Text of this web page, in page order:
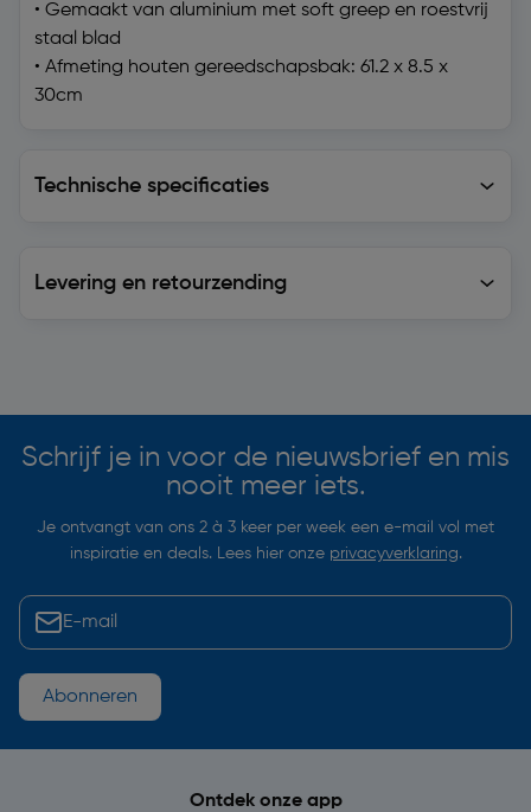
• Gemaakt van aluminium met soft greep en roestvrij
staal blad
• Afmeting houten gereedschapsbak: 61.2 x 8.5 x
30cm
Technische specificaties
Levering en retourzending
Schrijf je in voor de nieuwsbrief en mis
nooit meer iets.
Je ontvangt van ons 2 à 3 keer per week een e-mail vol met
inspiratie en deals. Lees hier onze privacyverklaring.
Abonneren
Ontdek onze app